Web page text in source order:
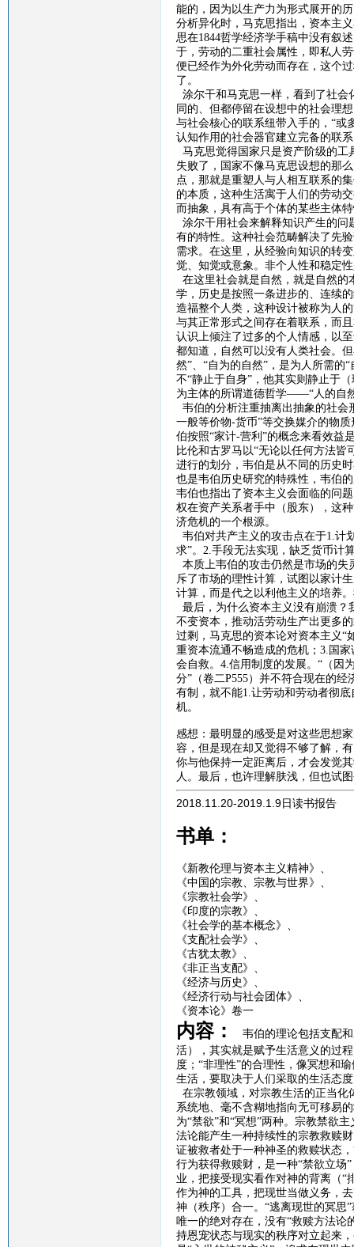
能的，因为以生产力为形式展开的
分析异化时，马克思指出，资本主
思在1844哲学经济学手稿中没有叙
于，劳动的二重社会属性，即私人
便已经作为外化劳动而存在，这个
了。
涂尔干和马克思一样，看到了社会
同的、但都停留在设想中的社会理
与社会核心的联系纽带入手的，“或
认知作用的社会器官建立完备的联
马克思觉得国家只是资产阶级的工
失败了，国家不像马克思设想的那
点，那就是重塑人与人相互联系的
的本质，这种生活寓于人们的劳动
而抽象，具有高于个体的某些主体
涂尔干用社会来解释知识产生的问
有的特性。这种社会范畴解决了先
需求。在这里，从经验向知识的转
觉、知觉或意象。非个人性和稳定
在这里社会就是自然，就是自然的
学，历史是按照一条进步的、连续
造福整个人类，这种设计被称为人的
与其正常形式之间存在着联系，而
认识上倾注了过多的个人情感，以
都知道，自然可以没有人类社会。
然”、“自为的自然”，是为人所需的
不“静止于自身”，他其实则静止于
为主体的所谓道德哲学——“人的自
韦伯的分析注重抽离出抽象的社会
一般等价物-货币”等交换媒介的物
伯按照“家计-营利”的概念来看效益
比伦和古罗马以“无论以任何方法
进行的划分，韦伯是从不同的历史
也是韦伯历史研究的特殊性，韦伯
韦伯也指出了资本主义会面临的问
权在资产关系者手中（股东），这种
济危机的一个根源。
韦伯对共产主义的攻击点在于1. 计
求”。 2. 手段无法实现，缺乏货币计
本质上韦伯的攻击仍然是市场的失
斥了市场的理性计算，试图以家计
计算，而是代之以利他主义的培养
最后， 为什么资本主义没有崩溃？
不变资本，推动活劳动生产出更多
过剩，马克思的资本论对资本主义“
重资本流通不畅造成的危机； 3. 国家
会自救。 4. 信用制度的发展。 “（因
分”（卷二P555）并不符合现在的经
有制，就不能1. 让劳动和劳动者彻底
机。
感想：最明显的感受是对这些思想
容，但是现在却又觉得不够了解，
你与他保持一定距离后，才会发觉
人。最后，也许理解肤浅，但也试
2018.11.20-2019.1.9日读书报告
书单：
《新教伦理与资本主义精神》、
《中国的宗教、宗教与世界》、
《宗教社会学》、
《印度的宗教》、
《社会学的基本概念》、
《支配社会学》、
《古犹太教》、
《非正当支配》、
《经济与历史》、
《经济行动与社会团体》、
《资本论》卷一
内容：
韦伯的理论包括支配
活），其实就是赋予生活意义的过
度；“非理性”的合理性，像冥想和
生活，要取决于人们采取的生活态
在宗教领域，对宗教生活的正当化
系统地、毫不含糊地指向无可移易
为“禁欲”和“冥想”两种。宗教禁欲
法论能产生一种持续性的宗教救赎
证被救者处于一种神圣的救赎状态，
行为获得救赎财，是一种“禁欲立场
业，把接受现实看作对神的背离（“
作为神的工具，把现世当做义务，
神（秩序）合一。“逃离现世的冥思
唯一的绝对存在，没有“救赎方法论
持恩宠状态与现实的秩序对立起来